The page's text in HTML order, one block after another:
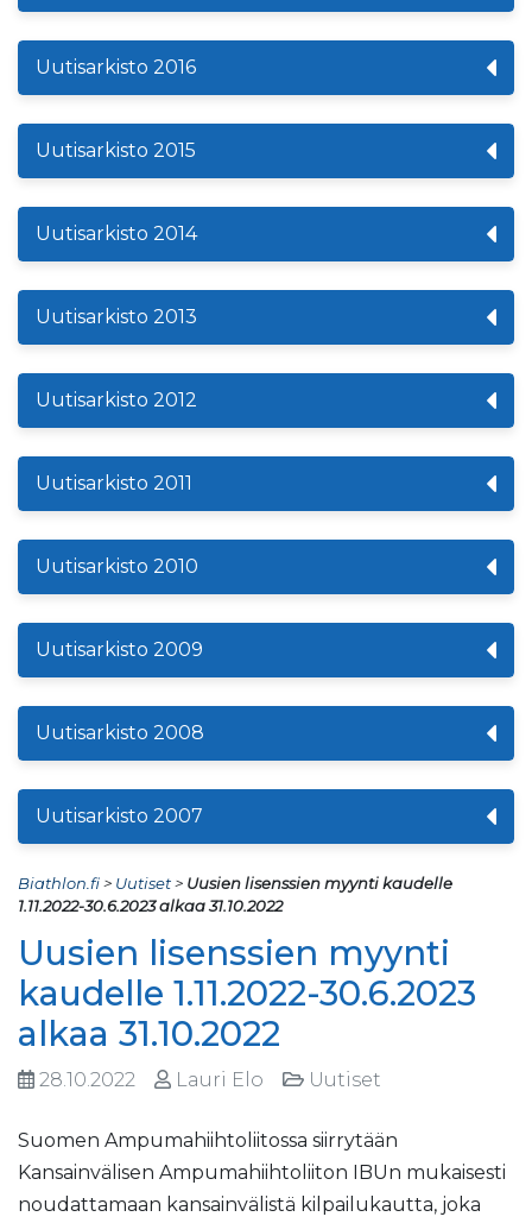
Uutisarkisto 2016
Uutisarkisto 2015
Uutisarkisto 2014
Uutisarkisto 2013
Uutisarkisto 2012
Uutisarkisto 2011
Uutisarkisto 2010
Uutisarkisto 2009
Uutisarkisto 2008
Uutisarkisto 2007
Biathlon.fi> Uutiset> Uusien lisenssien myynti kaudelle
1.11.2022-30.6.2023 alkaa 31.10.2022
Uusien lisenssien myynti
kaudelle 1.11.2022-30.6.2023
alkaa 31.10.2022
28.10.2022 Lauri Elo Uutiset
Suomen Ampumahiihtoliitossa siirrytään
Kansainvälisen Ampumahiihtoliiton IBUn mukaisesti
noudattamaan kansainvälistä kilpailukautta, joka